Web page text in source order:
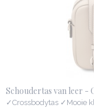
Schoudertas van leer -
✓Crossbodytas ✓Mooie